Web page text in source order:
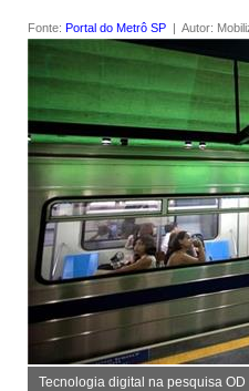
Fonte: Portal do Metrô SP | Autor:
Tecnologia digital na pesquisa